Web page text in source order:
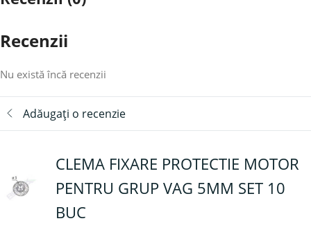
Recenzii
Nu există încă recenzii
Adăugați o recenzie
CLEMA FIXARE PROTECTIE MOTOR
PENTRU GRUP VAG 5MM SET 10
BUC